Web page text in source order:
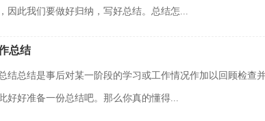
因此我们要做好归纳，写好总结。总结怎...
总结
结总结是事后对某一阶段的学习或工作情况作加以回顾检查
好好准备一份总结吧。那么你真的懂得...